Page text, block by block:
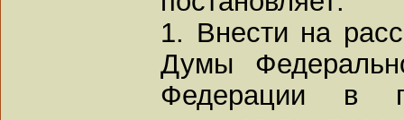
1. Внести на
Думы
Федерации в